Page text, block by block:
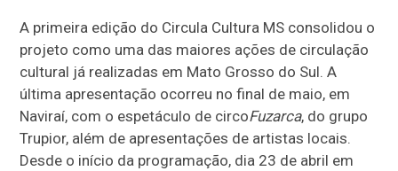
A primeira edição do Circula Cultura MS consolidou o
projeto como uma das maiores ações de circulação
cultural já realizadas em Mato Grosso do Sul. A
última apresentação ocorreu no final de maio, em
Naviraí, com o espetáculo de circoFuzarca, do grupo
Trupior, além de apresentações de artistas locais.
Desde o início da programação, dia 23 de abril em